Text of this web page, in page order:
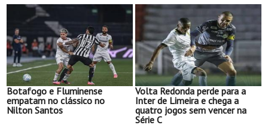
Botafogo e Fluminense
empatam no clássico no
Nilton Santos
Volta Redonda perde para a
Inter de Limeira e chega a
quatro jogos sem vencer na
Série C